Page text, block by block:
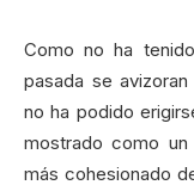
Como no ha
pasada se
no ha podido
mostrado como un
más cohesionado